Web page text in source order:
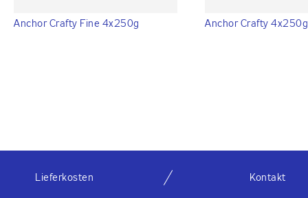
Anchor Crafty Fine 4x250g Anchor Crafty 4x250g
Lieferkosten Kontakt